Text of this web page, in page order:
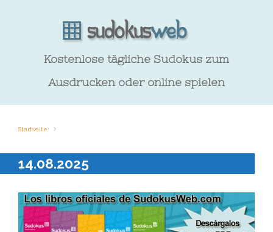
Kostenlose tägliche Sudokus zum
Ausdrucken oder online spielen
Startseite
14.08.2025